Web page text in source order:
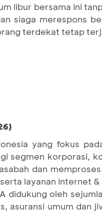
libur bersama ini
siaga merespons
terdekat tetap
yang fokus
segmen korporasi,
dan
layanan internet
didukung oleh
asuransi umum dan